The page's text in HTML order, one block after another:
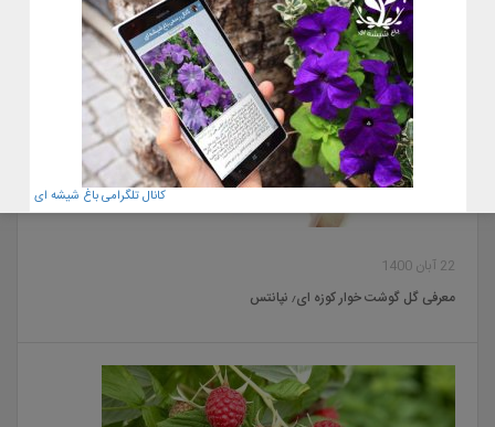
22 آبان 1400
معرفی گل گوشت خوار کوزه ای٫ نپانتس
کانال تلگرامی باغ شیشه ای